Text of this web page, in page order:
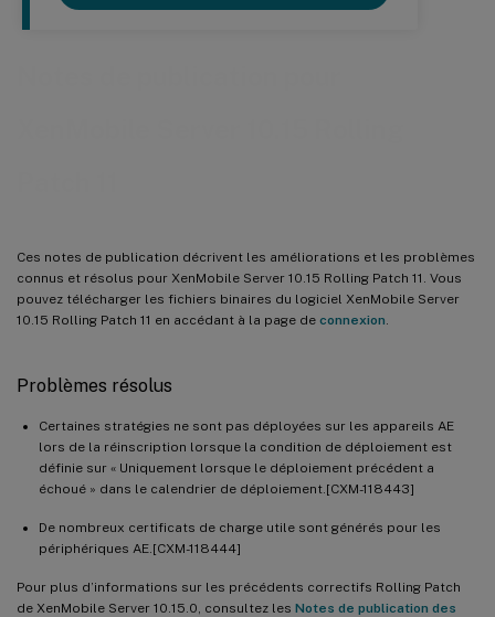
Ces notes de publication décrivent les améliorations et les problèmes
connus et résolus pour XenMobile Server 10.15 Rolling Patch 11. Vous
pouvez télécharger les fichiers binaires du logiciel XenMobile Server
10.15 Rolling Patch 11 en accédant à la page de connexion
Problèmes résolus
Certaines stratégies ne sont pas déployées sur les appareils AE
lors de la réinscription lorsque la condition de déploiement est
définie sur « Uniquement lorsque le déploiement précédent a
échoué » dans le calendrier de déploiement.[CXM-118443]
De nombreux certificats de charge utile sont générés pour les
périphériques AE.[CXM-118444]
Pour plus d’informations sur les précédents correctifs Rolling Patch
de XenMobile Server 10.15.0, consultez les Notes de publication des